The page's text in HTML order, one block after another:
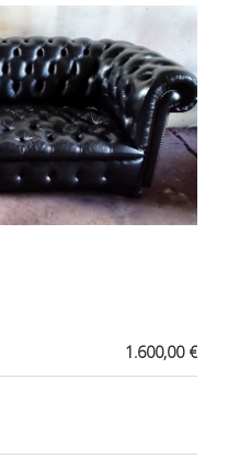
1.600,00 €